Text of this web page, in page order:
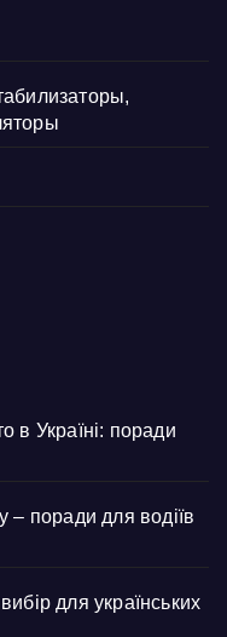
в Україні: поради
– поради для водіїв
для українських